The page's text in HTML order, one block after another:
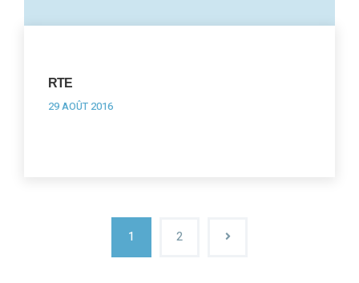
RTE
29 AOÛT 2016
1 2